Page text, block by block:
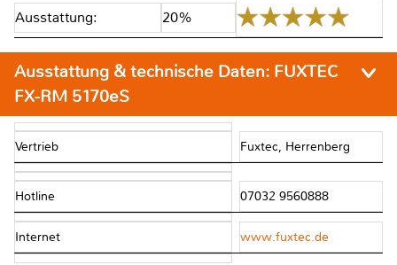
Ausstattung: 20%
Ausstattung & technische Daten: FUXTEC
FX-RM 5170eS
Vertrieb Fuxtec, Herrenberg
Hotline 07032 9560888
Internet www.fuxtec.de